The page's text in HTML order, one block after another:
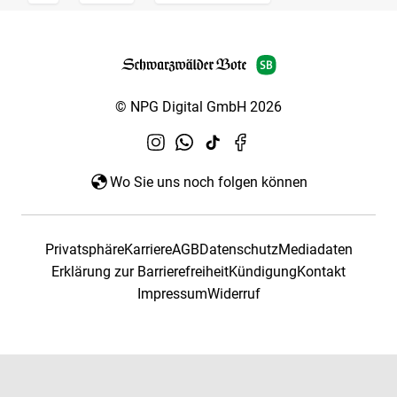
© NPG Digital GmbH 2026
Wo Sie uns noch folgen können
PrivatsphäreKarriereAGBDatenschutzMediadaten
Erklärung zur BarrierefreiheitKündigungKontakt
ImpressumWiderruf